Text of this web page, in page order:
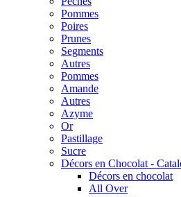
Pommes
Poires
Prunes
Segments
Autres
Pommes
Amande
Autres
Azyme
Or
Pastillage
Sucre
Décors en Chocolat -
Décors en chocolat
All Over